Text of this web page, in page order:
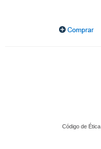
Código de Ética